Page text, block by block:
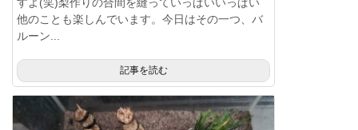
他のことも楽しんでいます。今日はその一つ、バ
ルーン...
記事を読む